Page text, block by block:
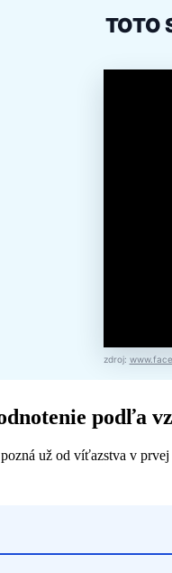
TOTO
zdroj:
podľa
už od víťazstva v prvej